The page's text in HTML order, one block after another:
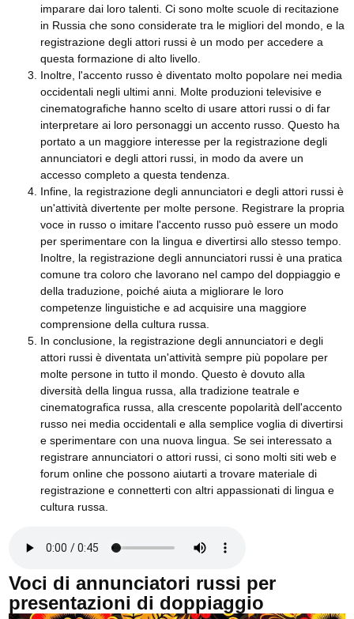
imparare dai loro talenti. Ci sono molte scuole di recitazione
in Russia che sono considerate tra le migliori del mondo, e la
registrazione degli attori russi è un modo per accedere a
questa formazione di alto livello.
Inoltre, l'accento russo è diventato molto popolare nei media
occidentali negli ultimi anni. Molte produzioni televisive e
cinematografiche hanno scelto di usare attori russi o di far
interpretare ai loro personaggi un accento russo. Questo ha
portato a un maggiore interesse per la registrazione degli
annunciatori e degli attori russi, in modo da avere un
accesso completo a questa tendenza.
Infine, la registrazione degli annunciatori e degli attori russi è
un'attività divertente per molte persone. Registrare la propria
voce in russo o imitare l'accento russo può essere un modo
per sperimentare con la lingua e divertirsi allo stesso tempo.
Inoltre, la registrazione degli annunciatori russi è una pratica
comune tra coloro che lavorano nel campo del doppiaggio e
della traduzione, poiché aiuta a migliorare le loro
competenze linguistiche e ad acquisire una maggiore
comprensione della cultura russa.
In conclusione, la registrazione degli annunciatori e degli
attori russi è diventata un'attività sempre più popolare per
molte persone in tutto il mondo. Questo è dovuto alla
diversità della lingua russa, alla tradizione teatrale e
cinematografica russa, alla crescente popolarità dell'accento
russo nei media occidentali e alla semplice voglia di divertirsi
e sperimentare con una nuova lingua. Se sei interessato a
registrare annunciatori o attori russi, ci sono molti siti web e
forum online che possono aiutarti a trovare materiale di
registrazione e connetterti con altri appassionati di lingua e
cultura russa.
Voci di annunciatori russi per
presentazioni di doppiaggio